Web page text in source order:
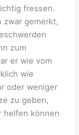
fressen.
zwar gemerkt,
zum
er wie vom
wie
oder weniger
zu geben,
helfen können